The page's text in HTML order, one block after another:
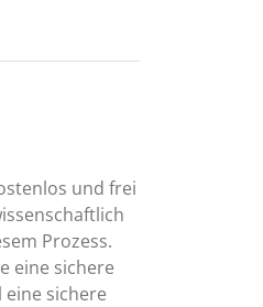
und frei
Prozess.
eine sichere
sichere